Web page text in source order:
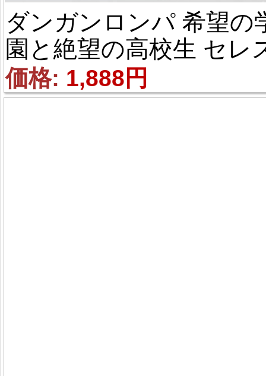
ダンガンロンパ 希望の
園と絶望の高校生 セレ
ティア・ルーデンベル
指輪 コス用具 コスプレ
価格: 1,888円